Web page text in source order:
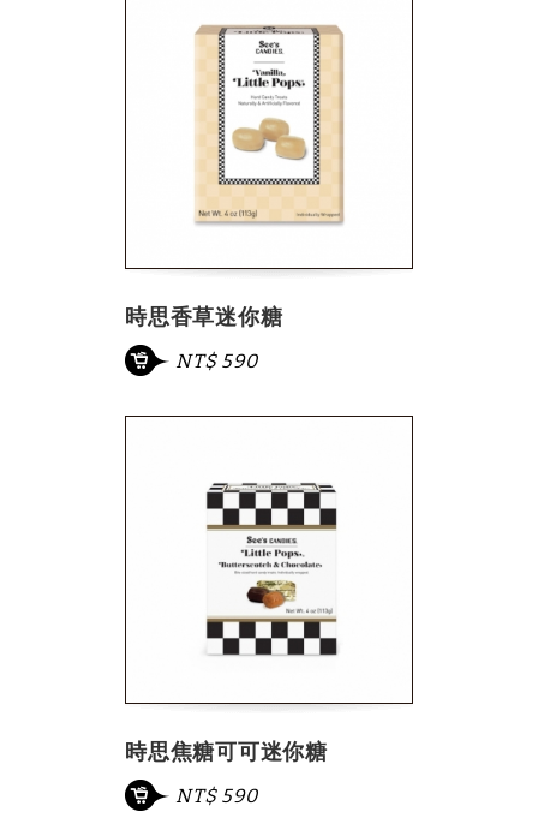
時思香草迷你糖
NT$ 590
時思焦糖可可迷你糖
NT$ 590